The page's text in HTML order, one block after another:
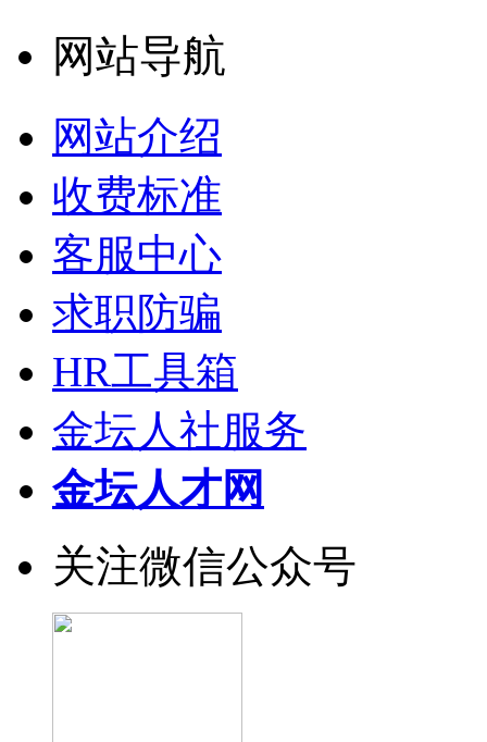
网站导航
网站介绍
收费标准
客服中心
求职防骗
HR工具箱
金坛人社服务
金坛人才网
关注微信公众号